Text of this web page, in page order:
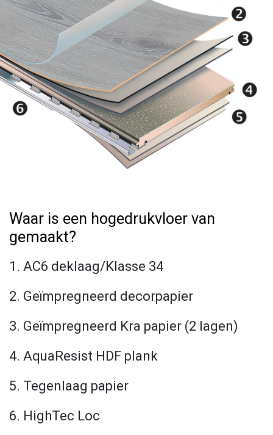
Waar is een hogedrukvloer van
gemaakt?
1. AC6 deklaag/Klasse 34
2. Geïmpregneerd decorpapier
3. Geïmpregneerd Kra papier (2 lagen)
4. AquaResist HDF plank
5. Tegenlaag papier
6. HighTec Loc